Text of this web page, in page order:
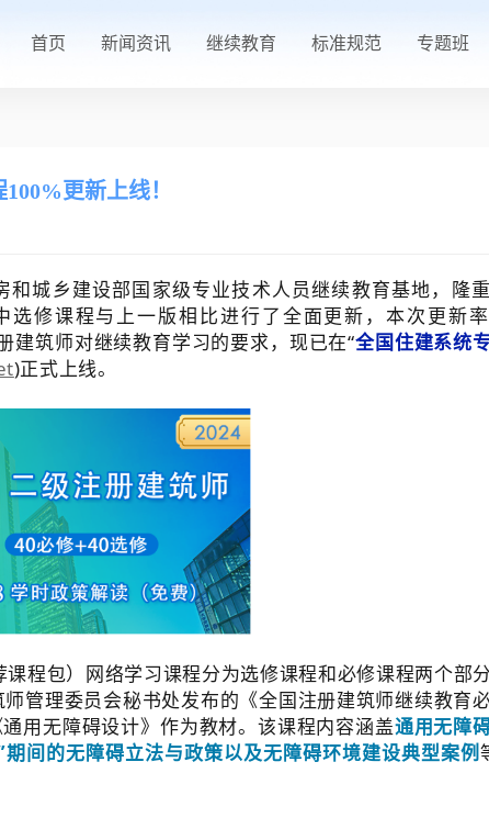
首页 新闻资讯 继续教育 标准规范 专题班
更新上线！
城乡建设部国家级专业技术人员继续教育基地，隆
修课程与上一版相比进行了全面更新，本次更新
建筑师对继续教育学习的要求，现已在“全国住建系统
)正式上线。
课程包）网络学习课程分为选修课程和必修课程两个部
管理委员会秘书处发布的《全国注册建筑师继续教育
用无障碍设计》作为教材。该课程内容涵盖通用无障
间的无障碍立法与政策以及无障碍环境建设典型案例